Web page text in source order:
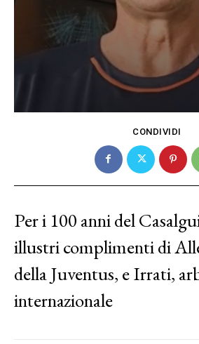
CONDIVIDI
Per i 100 anni del
illustri complimenti di
della Juventus, e Irrati,
internazionale